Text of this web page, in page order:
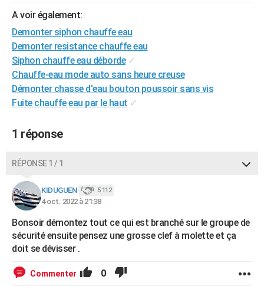
A voir également:
Demonter siphon chauffe eau
Demonter resistance chauffe eau
Siphon chauffe eau déborde ✓
Chauffe-eau mode auto sans heure creuse
Démonter chasse d'eau bouton poussoir sans vis
Fuite chauffe eau par le haut ✓
1 réponse
RÉPONSE 1 / 1
KIDUGUEN 5 112
4 oct. 2022 à 21:38
Bonsoir démontez tout ce qui est branché sur le groupe de
sécurité ensuite pensez une grosse clef à molette et ça
doit se dévisser .
Commenter 0